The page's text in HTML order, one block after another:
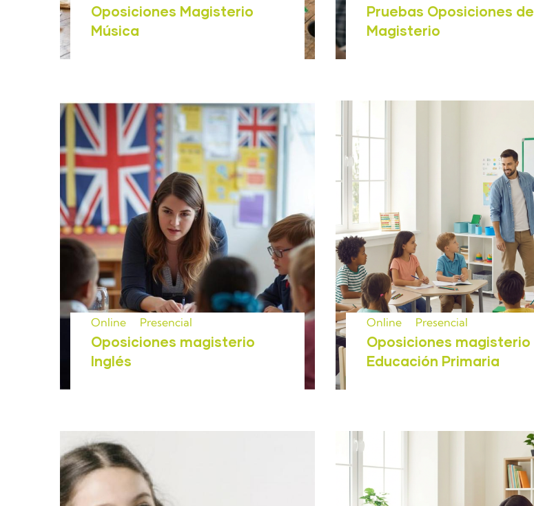
Oposiciones Magisterio
Música
Pruebas Oposiciones de
Magisterio
Online Presencial
Oposiciones magisterio
Inglés
Online Presencial
Oposiciones magisterio
Educación Primaria